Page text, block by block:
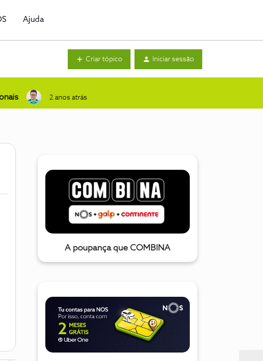
Ajuda
Criar tópico Iniciar sessão
2 anos atrás
A poupança que COMBINA